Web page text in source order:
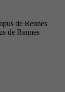
de Rennes